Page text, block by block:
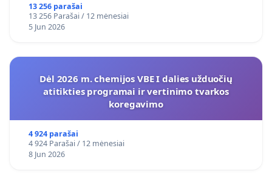
13 256 parašai
13 256 Parašai / 12 mėnesiai
5 Jun 2026
Dėl 2026 m. chemijos VBE I dalies užduočių
atitikties programai ir vertinimo tvarkos
koregavimo
4 924 parašai
4 924 Parašai / 12 mėnesiai
8 Jun 2026